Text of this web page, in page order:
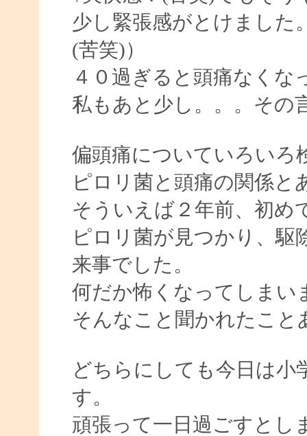
少し緊張感がとけました
(苦笑)）
４０過ぎると頭痛なく
私もあと少し。。。その
偏頭痛についていろいろ
ピロリ菌と頭痛の関係と
そういえば２年前、初め
ピロリ菌が見つかり、駆
来事でした。
何だか怖くなってしまい
そんなこと聞かれたこと
どちらにしても今日は小
す。
頑張って一日過ごすとし